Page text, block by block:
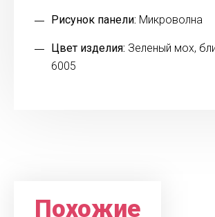
Рисунок панели: Микроволна
Цвет изделия: Зеленый мох,
6005
Похожие